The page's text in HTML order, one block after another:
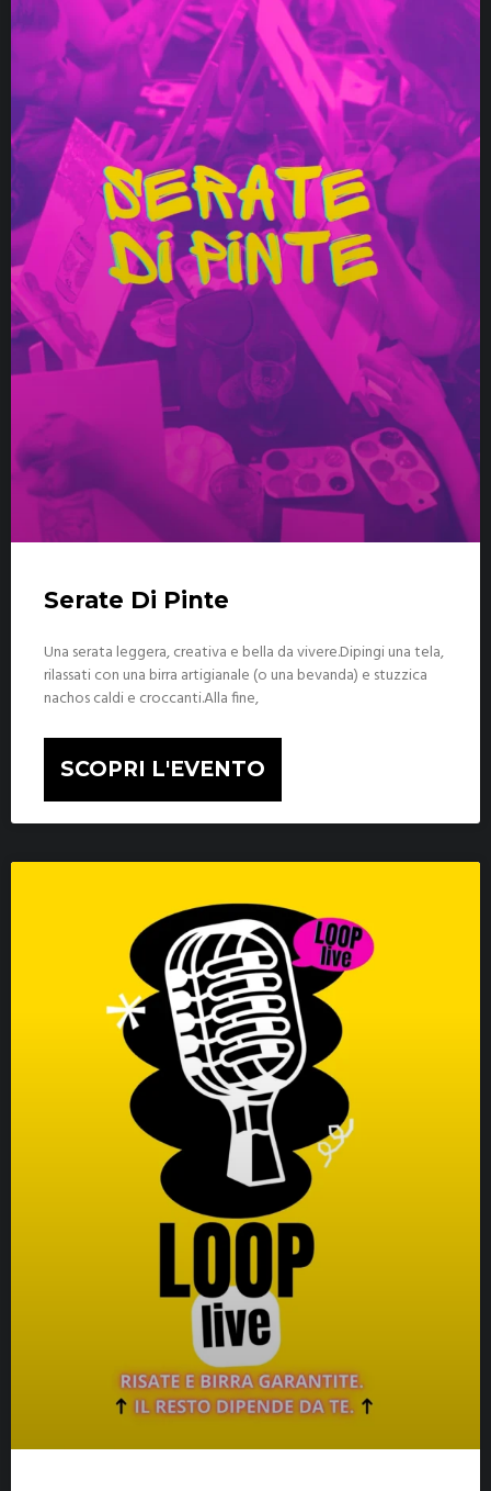
Serate Di Pinte
Una serata leggera, creativa e bella da vivere.Dipingi una tela,
rilassati con una birra artigianale (o una bevanda) e stuzzica
nachos caldi e croccanti.Alla fine,
SCOPRI L'EVENTO